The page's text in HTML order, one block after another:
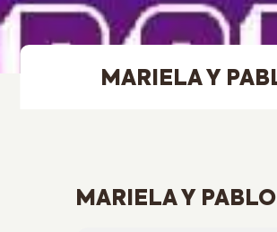
MARIELA Y
MARIELA Y PABLO